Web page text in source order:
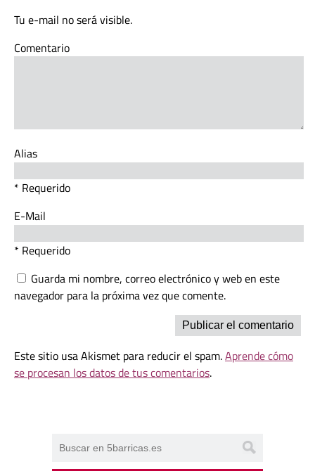
Tu e-mail no será visible.
Comentario
Alias
* Requerido
E-Mail
* Requerido
Guarda mi nombre, correo electrónico y web en este
navegador para la próxima vez que comente.
Este sitio usa Akismet para reducir el spam.Aprende cómo
se procesan los datos de tus comentarios.